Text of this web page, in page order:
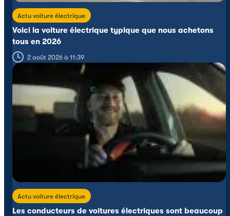
Actu voiture électrique
Voici la voiture électrique typique que nous achetons
tous en 2026
2 août 2026 à 11:39
Actu voiture électrique
Les conducteurs de voitures électriques sont beaucoup